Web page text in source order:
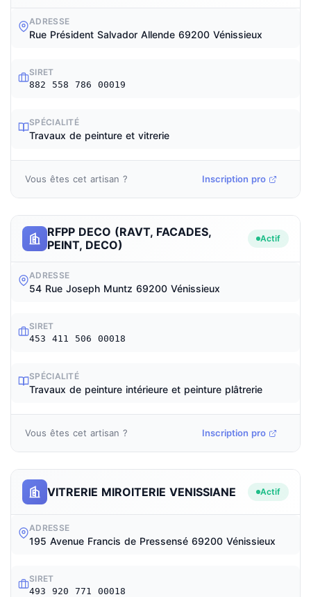
ADRESSE
Rue Président Salvador Allende 69200 Vénissieux
SIRET
882 558 786 00019
SPÉCIALITÉ
Travaux de peinture et vitrerie
Vous êtes cet artisan ? Inscription pro
RFPP DECO (RAVT, FACADES,
PEINT, DECO)
Actif
ADRESSE
54 Rue Joseph Muntz 69200 Vénissieux
SIRET
453 411 506 00018
SPÉCIALITÉ
Travaux de peinture intérieure et peinture plâtrerie
Vous êtes cet artisan ? Inscription pro
VITRERIE MIROITERIE VENISSIANE Actif
ADRESSE
195 Avenue Francis de Pressensé 69200 Vénissieux
SIRET
493 920 771 00018